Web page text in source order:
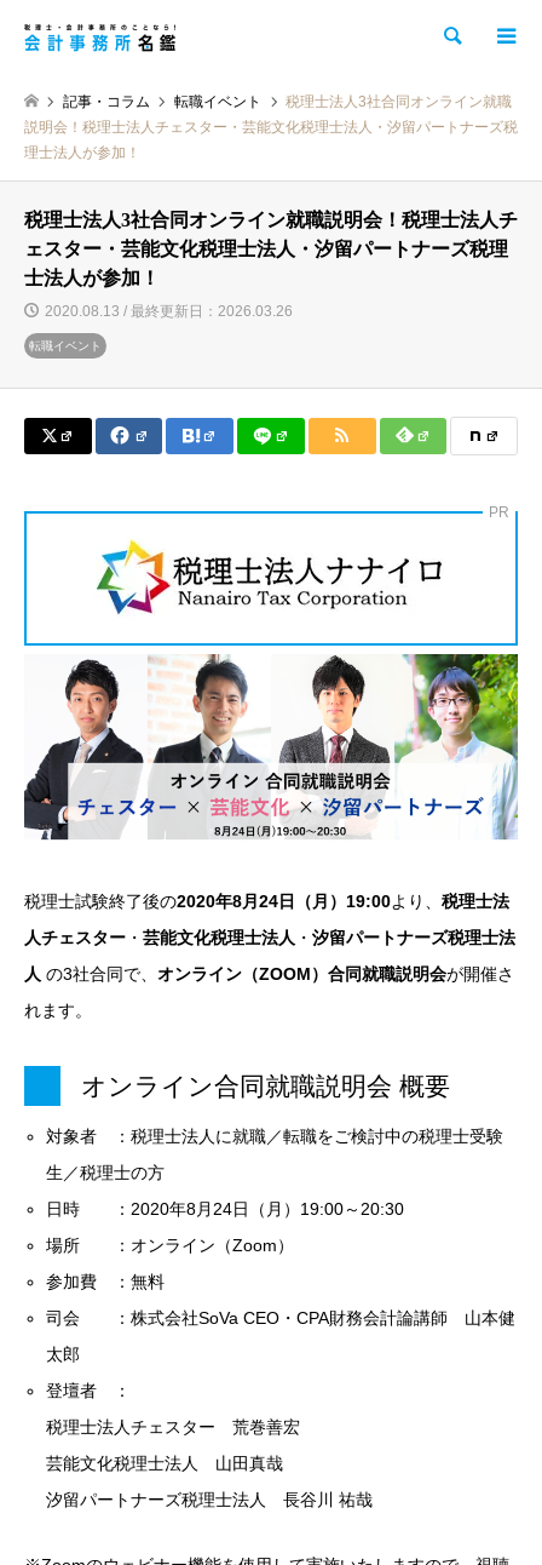
検索
記事・コラム 転職イベント
税理士法人3社合同オンライン就職
説明会！税理士法人チェスター・芸能文化税理士法人・汐留パートナーズ税
理士法人が参加！
税理士法人3社合同オンライン就職説明会！税理士法人チ
ェスター・芸能文化税理士法人・汐留パートナーズ税理
士法人が参加！
2020.08.13 / 最終更新日：2026.03.26
転職イベント
PR
税理士試験終了後の2020年8月24日（月）19:00より、 税理士法
人チェスター ・ 芸能文化税理士法人 ・ 汐留パートナーズ税理士法
人 の3社合同で、 オンライン（ZOOM）合同就職説明会が開催さ
れます。
オンライン合同就職説明会 概要
対象者 ：税理士法人に就職／転職をご検討中の税理士受験
生／税理士の方
日時 ：2020年8月24日（月）19:00～20:30
場所 ：オンライン（Zoom）
参加費 ：無料
司会 ：株式会社SoVa CEO・CPA財務会計論講師 山本健
太郎
登壇者 ：
税理士法人チェスター 荒巻善宏
芸能文化税理士法人 山田真哉
汐留パートナーズ税理士法人 長谷川 祐哉